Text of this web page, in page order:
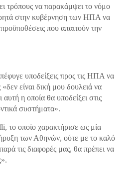
τρόπους να παρακάμψει το νόμο
ρητά στην κυβέρνηση των ΗΠΑ να
που απαιτούν την
υποδείξεις προς τις ΗΠΑ να
είναι δική μου δουλειά να
η οποία θα υποδείξει στις
συστήματα».
το οποίο χαρακτήρισε ως μία
των Αθηνών, ούτε με το καλό
τις διαφορές μας, θα πρέπει να